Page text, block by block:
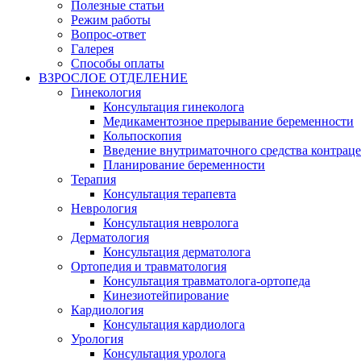
Полезные статьи
Режим работы
Вопрос-ответ
Галерея
Способы оплаты
ВЗРОСЛОЕ ОТДЕЛЕНИЕ
Гинекология
Консультация гинеколога
Медикаментозное прерывание беременности
Кольпоскопия
Введение внутриматочного средства
Планирование беременности
Терапия
Консультация терапевта
Неврология
Консультация невролога
Дерматология
Консультация дерматолога
Ортопедия и травматология
Консультация травматолога-ортопеда
Кинезиотейпирование
Кардиология
Консультация кардиолога
Урология
Консультация уролога